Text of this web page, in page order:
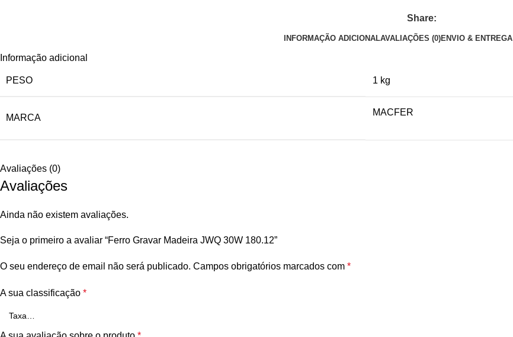
Share:
INFORMAÇÃO ADICIONALAVALIAÇÕES (0)ENVIO & ENTREGA
Informação adicional
PESO 1 kg
MARCA
MACFER
Avaliações (0)
Avaliações
Ainda não existem avaliações.
Seja o primeiro a avaliar “Ferro Gravar Madeira JWQ 30W 180.12”
O seu endereço de email não será publicado. Campos obrigatórios marcados com *
A sua classificação *